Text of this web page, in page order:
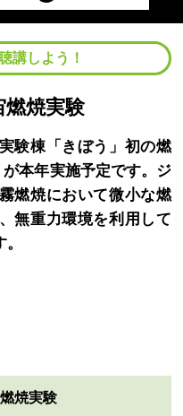
講しよう！
燃焼実験
験棟「きぼう」初の燃
本年実施予定です。ジ
燃焼において微小な燃
無重力環境を利用して
焼実験